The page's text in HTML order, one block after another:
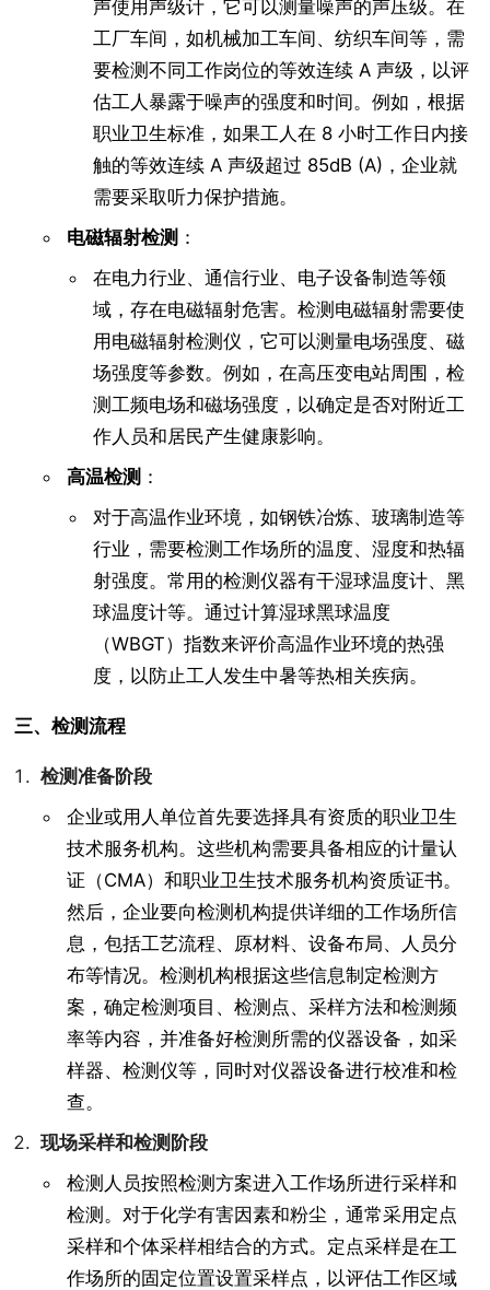
声使用声级计，它可以测量噪声的声压级。在
工厂车间，如机械加工车间、纺织车间等，需
要检测不同工作岗位的等效连续 A 声级，以评
估工人暴露于噪声的强度和时间。例如，根据
职业卫生标准，如果工人在 8 小时工作日内接
触的等效连续 A 声级超过 85dB (A)，企业就
需要采取听力保护措施。
电磁辐射检测 ：
在电力行业、通信行业、电子设备制造等领
域，存在电磁辐射危害。检测电磁辐射需要使
用电磁辐射检测仪，它可以测量电场强度、磁
场强度等参数。例如，在高压变电站周围，检
测工频电场和磁场强度，以确定是否对附近工
作人员和居民产生健康影响。
高温检测 ：
对于高温作业环境，如钢铁冶炼、玻璃制造等
行业，需要检测工作场所的温度、湿度和热辐
射强度。常用的检测仪器有干湿球温度计、黑
球温度计等。通过计算湿球黑球温度
（WBGT）指数来评价高温作业环境的热强
度，以防止工人发生中暑等热相关疾病。
三、检测流程
检测准备阶段
企业或用人单位首先要选择具有资质的职业卫生
技术服务机构。这些机构需要具备相应的计量认
证（CMA）和职业卫生技术服务机构资质证书。
然后，企业要向检测机构提供详细的工作场所信
息，包括工艺流程、原材料、设备布局、人员分
布等情况。检测机构根据这些信息制定检测方
案，确定检测项目、检测点、采样方法和检测频
率等内容，并准备好检测所需的仪器设备，如采
样器、检测仪等，同时对仪器设备进行校准和检
查。
现场采样和检测阶段
检测人员按照检测方案进入工作场所进行采样和
检测。对于化学有害因素和粉尘，通常采用定点
采样和个体采样相结合的方式。定点采样是在工
作场所的固定位置设置采样点，以评估工作区域